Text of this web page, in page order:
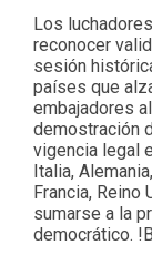
Los
reconocer
sesión
países que
embajadores
demostración
vigencia legal
Italia,
Francia, Reino
sumarse a la
democrático.